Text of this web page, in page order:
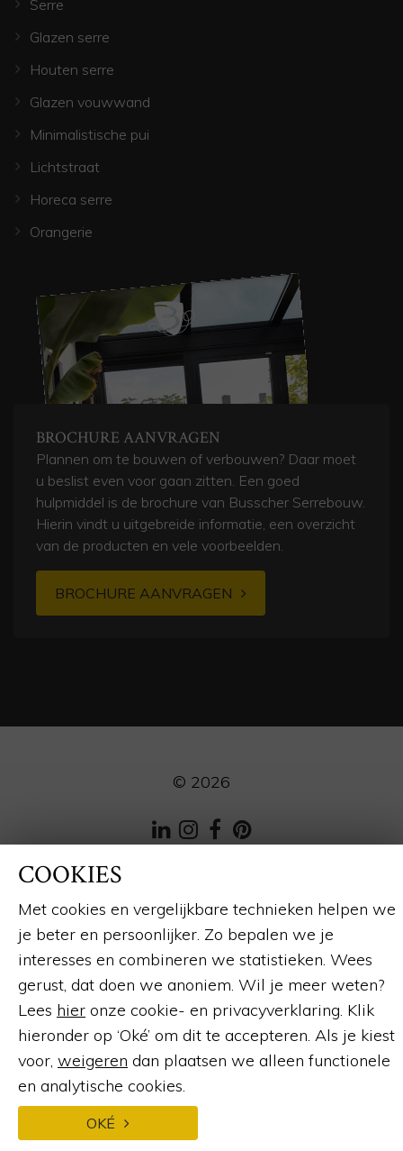
Serre
Glazen serre
Houten serre
Glazen vouwwand
Minimalistische pui
Lichtstraat
Horeca serre
Orangerie
BROCHURE AANVRAGEN
Plannen om te bouwen of verbouwen? Daar moet
u beslist even voor gaan zitten. Een goed
hulpmiddel is de brochure van Busscher Serrebouw.
Hierin vindt u uitgebreide informatie, een overzicht
van de producten en vele voorbeelden.
BROCHURE AANVRAGEN
© 2026
LinkedIn
Instagram
Facebook
Pinterest
Webdesign en ontwikkeling
COOKIES
Met cookies en vergelijkbare technieken helpen we
je beter en persoonlijker. Zo bepalen we je
interesses en combineren we statistieken. Wees
gerust, dat doen we anoniem. Wil je meer weten?
Lees hier onze cookie- en privacyverklaring. Klik
hieronder op ‘Oké’ om dit te accepteren. Als je kiest
voor, weigeren dan plaatsen we alleen functionele
en analytische cookies.
OKÉ